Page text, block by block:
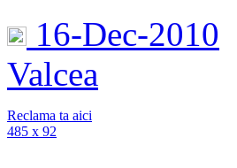
16-Dec-2010
Valcea
Reclama ta aici
485 x 92